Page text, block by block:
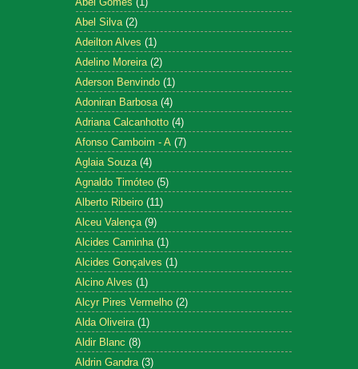
Abel Silva (2)
Adeilton Alves (1)
Adelino Moreira (2)
Aderson Benvindo (1)
Adoniran Barbosa (4)
Adriana Calcanhotto (4)
Afonso Camboim - A (7)
Aglaia Souza (4)
Agnaldo Timóteo (5)
Alberto Ribeiro (11)
Alceu Valença (9)
Alcides Caminha (1)
Alcides Gonçalves (1)
Alcino Alves (1)
Alcyr Pires Vermelho (2)
Alda Oliveira (1)
Aldir Blanc (8)
Aldrin Gandra (3)